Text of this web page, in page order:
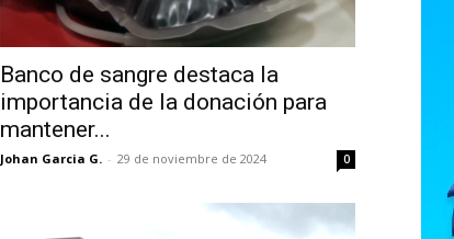
Banco de sangre destaca la
importancia de la donación para
mantener...
Johan Garcia G. - 29 de noviembre de 2024 0